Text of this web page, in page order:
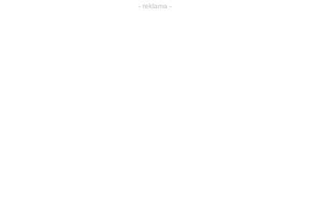
- reklama -